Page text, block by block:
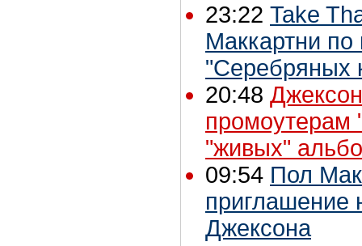
23:22 Take
Маккартни по
"Серебряных
20:48
промоутерам
"живых"
09:54 Пол
приглашение
Джексона